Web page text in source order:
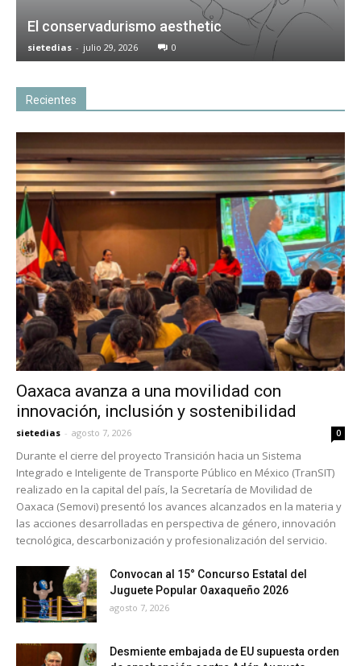
El conservadurismo aesthetic
sietedias - julio 29, 2026 0
Recientes
Oaxaca avanza a una movilidad con
innovación, inclusión y sostenibilidad
sietedias - agosto 7, 2026 0
Durante el cierre del proyecto Transición hacia un Sistema
Integrado e Inteligente de Transporte Público en México (TranSIT)
realizado en la capital del país, la Secretaría de Movilidad de
Oaxaca (Semovi) presentó los avances alcanzados en la materia y
las acciones desarrolladas en perspectiva de género, innovación
tecnológica, descarbonización y profesionalización del servicio.
Convocan al 15° Concurso Estatal del
Juguete Popular Oaxaqueño 2026
agosto 7, 2026
Desmiente embajada de EU supuesta orden